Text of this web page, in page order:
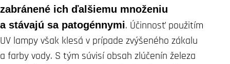
zabránené ich ďalšiemu množeniu
a stávajú sa patogénnymi. Účinnosť použitím
UV lampy však klesá v prípade zvýšeného zákalu
a farby vody. S tým súvisí obsah zlúčenín železa